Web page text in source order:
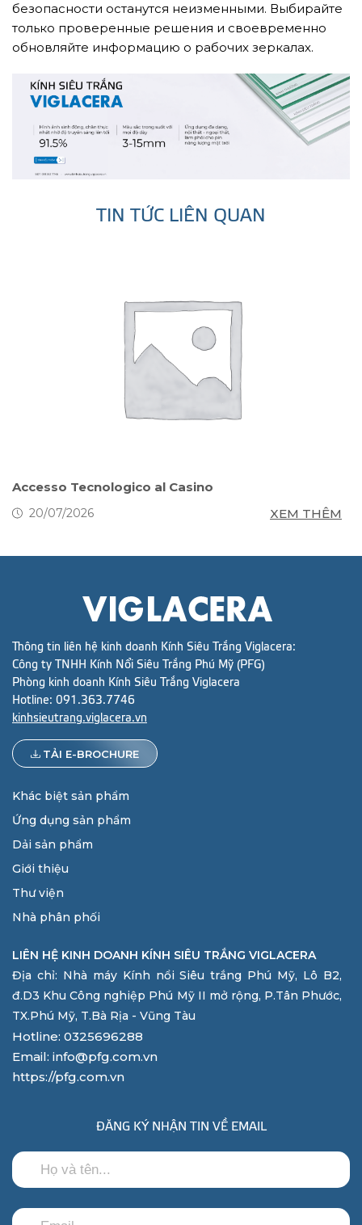
безопасности останутся неизменными. Выбирайте
только проверенные решения и своевременно
обновляйте информацию о рабочих зеркалах.
TIN TỨC LIÊN QUAN
Accesso Tecnologico al Casino
20/07/2026 XEM THÊM
Thông tin liên hệ kinh doanh Kính Siêu Trắng Viglacera:
Công ty TNHH Kính Nổi Siêu Trắng Phú Mỹ (PFG)
Phòng kinh doanh Kính Siêu Trắng Viglacera
Hotline: 091.363.7746
kinhsieutrang.viglacera.vn
TẢI E-BROCHURE
Khác biệt sản phẩm
Ứng dụng sản phẩm
Dải sản phẩm
Giới thiệu
Thư viện
Nhà phân phối
LIÊN HỆ KINH DOANH KÍNH SIÊU TRẮNG VIGLACERA
Địa chỉ: Nhà máy Kính nổi Siêu trắng Phú Mỹ, Lô B2,
đ.D3 Khu Công nghiệp Phú Mỹ II mở rộng, P.Tân Phước,
TX.Phú Mỹ, T.Bà Rịa - Vũng Tàu
Hotline: 0325696288
Email: info@pfg.com.vn
https://pfg.com.vn
ĐĂNG KÝ NHẬN TIN VỀ EMAIL